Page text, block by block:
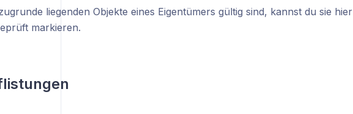
liegenden Objekte eines Eigentümers gültig sind, kannst du sie hier
markieren.